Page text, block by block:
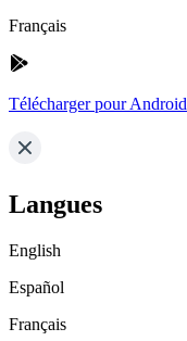
Français
Télécharger pour Android
Langues
English
Español
Français